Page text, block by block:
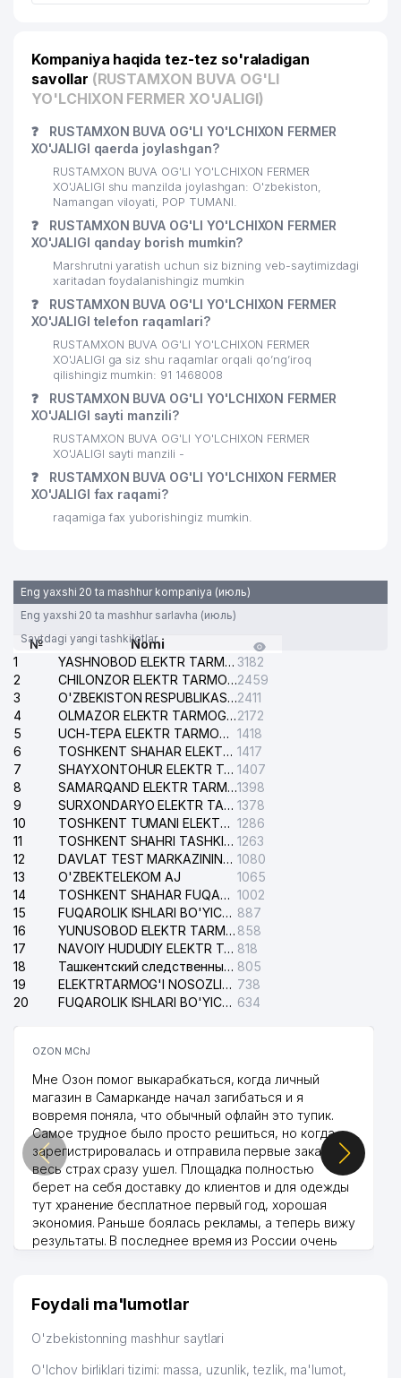
Kompaniya haqida tez-tez so'raladigan
savollar (RUSTAMXON BUVA OG'LI
YO'LCHIXON FERMER XO'JALIGI)
❓
RUSTAMXON BUVA OG'LI YO'LCHIXON FERMER
XO'JALIGI qaerda joylashgan?
RUSTAMXON BUVA OG'LI YO'LCHIXON FERMER
XO'JALIGI shu manzilda joylashgan: O'zbekiston,
Namangan viloyati, POP TUMANI.
❓
RUSTAMXON BUVA OG'LI YO'LCHIXON FERMER
XO'JALIGI qanday borish mumkin?
Marshrutni yaratish uchun siz bizning veb-saytimizdagi
xaritadan foydalanishingiz mumkin
❓
RUSTAMXON BUVA OG'LI YO'LCHIXON FERMER
XO'JALIGI telefon raqamlari?
RUSTAMXON BUVA OG'LI YO'LCHIXON FERMER
XO'JALIGI ga siz shu raqamlar orqali qo’ng’iroq
qilishingiz mumkin: 91 1468008
❓
RUSTAMXON BUVA OG'LI YO'LCHIXON FERMER
XO'JALIGI sayti manzili?
RUSTAMXON BUVA OG'LI YO'LCHIXON FERMER
XO'JALIGI sayti manzili -
❓
RUSTAMXON BUVA OG'LI YO'LCHIXON FERMER
XO'JALIGI fax raqami?
raqamiga fax yuborishingiz mumkin.
Eng yaxshi 20 ta mashhur kompaniya (июль)
Eng yaxshi 20 ta mashhur sarlavha (июль)
Saytdagi yangi tashkilotlar
№
Nomi
1
YASHNOBOD ELEKTR TARMOG'I NOSOZLIKLARI XIZMATI 3182
2
CHILONZOR ELEKTR TARMOG'I NOSOZLIK XIZMATI2459
3
O'ZBEKISTON RESPUBLIKASI BOSH PROKURATURASI ISHONCH TELEFONI2411
4
OLMAZOR ELEKTR TARMOG'I NOSOZLIKLARI XIZMATI2172
5
UCH-TEPA ELEKTR TARMOG'I NOSOZLIKLARI XIZMATI 1418
6
TOSHKENT SHAHAR ELEKTR TARMOQLARI KORXONASI AJ 1417
7
SHAYXONTOHUR ELEKTR TARMOG'I NOSOZLIKLARINI TUZATISH XIZMATI 1407
8
SAMARQAND ELEKTR TARMOQLARI AJ1398
9
SURXONDARYO ELEKTR TARMOQLARI AJ 1378
10
TOSHKENT TUMANI ELEKTR TARMOG'I AVARIYA XIZMATI 1286
11
TOSHKENT SHAHRI TASHKILOT TELEFONLARI HAQIDA MA'LUMOT BYUROSI 1263
12
DAVLAT TEST MARKAZINING ISHONCH TELEFONLARI 1080
13
O'ZBEKTELEKOM AJ
1065
14
TOSHKENT SHAHAR FUQAROLIK ISHLARI BO'YICHA SUDI 1002
15
FUQAROLIK ISHLARI BO'YICHA YAKKASAROY TUMANLARARO SUDI 887
16
YUNUSOBOD ELEKTR TARMOG'I NOSOZLIKLARI XIZMATI 858
17
NAVOIY HUDUDIY ELEKTR TARMOQLARI KORXONASI AJ 818
18
Ташкентский следственный изолятор 805
19
ELEKTRTARMOG'I NOSOZLIKLARINI TO'ZATISH SERGELI XIZMATI 738
20
FUQAROLIK ISHLARI BO'YICHA UCH-TEPA TUMANI SUDI 634
OZON MChJ
Мне Озон помог выкарабкаться, когда личный
магазин в Самарканде начал загибаться и я
вовремя поняла, что обычный офлайн это тупик.
Самое трудное было просто решиться, но когда
зарегистрировалась и отправила первые заказы,
весь страх сразу ушел. Площадка полностью
берет на себя доставку до клиентов и для одежды
тут хранение бесплатное первый год, хорошая
экономия. Раньше боялась рекламы, а теперь вижу
результаты. В последнее время из России очень
дальше развиваюсь потихоньку😊
Hamida 03.08.2026 12:45:39
Foydali ma'lumotlar
O'zbekistonning mashhur saytlari
O'lchov birliklari tizimi: massa, uzunlik, tezlik, ma'lumot,